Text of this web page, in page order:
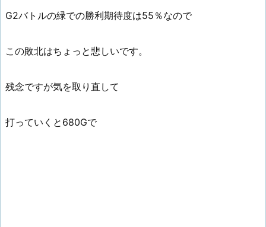
G2バトルの緑での勝利期待度は55％なので
この敗北はちょっと悲しいです。
残念ですが気を取り直して
打っていくと680Gで